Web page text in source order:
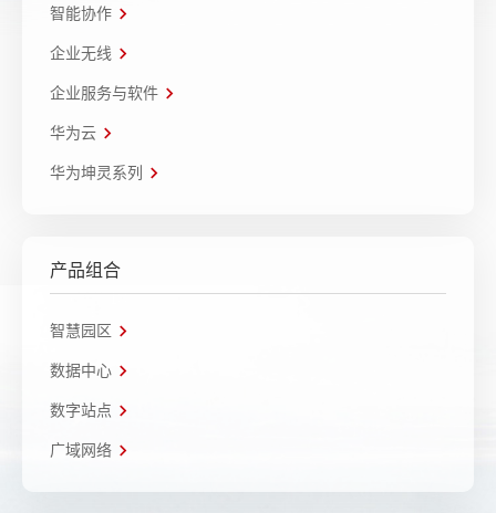
智能协作
企业无线
企业服务与软件
华为云
华为坤灵系列
产品组合
智慧园区
数据中心
数字站点
广域网络